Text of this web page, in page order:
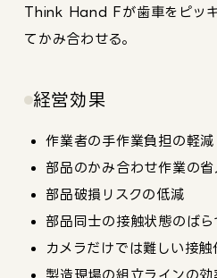
Think Hand Fが歯車をピッ
てかみ合わせる。
経営効果
作業者の手作業負担の軽減
部品のかみ合わせ作業の省
部品破損リスクの低減
部品同士の接触状態のば
カメラだけでは難しい接
製造現場の組立ラインの効